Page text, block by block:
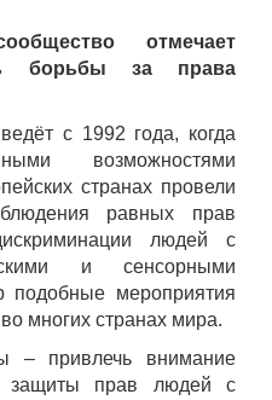
отмечает
борьбы за права
с 1992 года, когда
возможностями
странах провели
равных прав
людей с
и сенсорными
мероприятия
многих странах мира.
– привлечь внимание
защиты прав людей с